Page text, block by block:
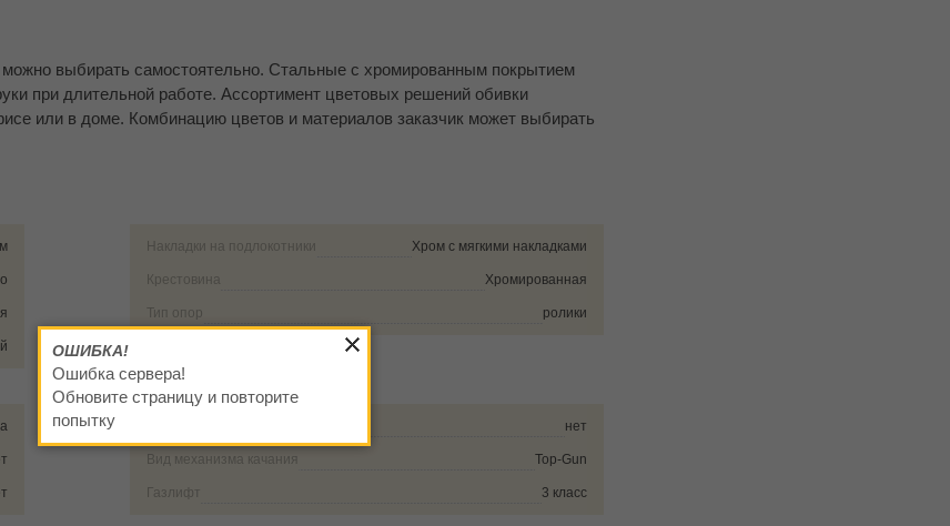
выбирать самостоятельно. Стальные с хромированным покрытием
при длительной работе. Ассортимент цветовых решений обивки
или в доме. Комбинацию цветов и материалов заказчик может выбирать
Накладки на подлокотники Хром с мягкими накладками
Крестовина Хромированная
Тип опор ролики
нет
Вид механизма качания Top-Gun
Газлифт 3 класс
ОШИБКА!
Ошибка сервера!
Обновите страницу и повторите
попытку